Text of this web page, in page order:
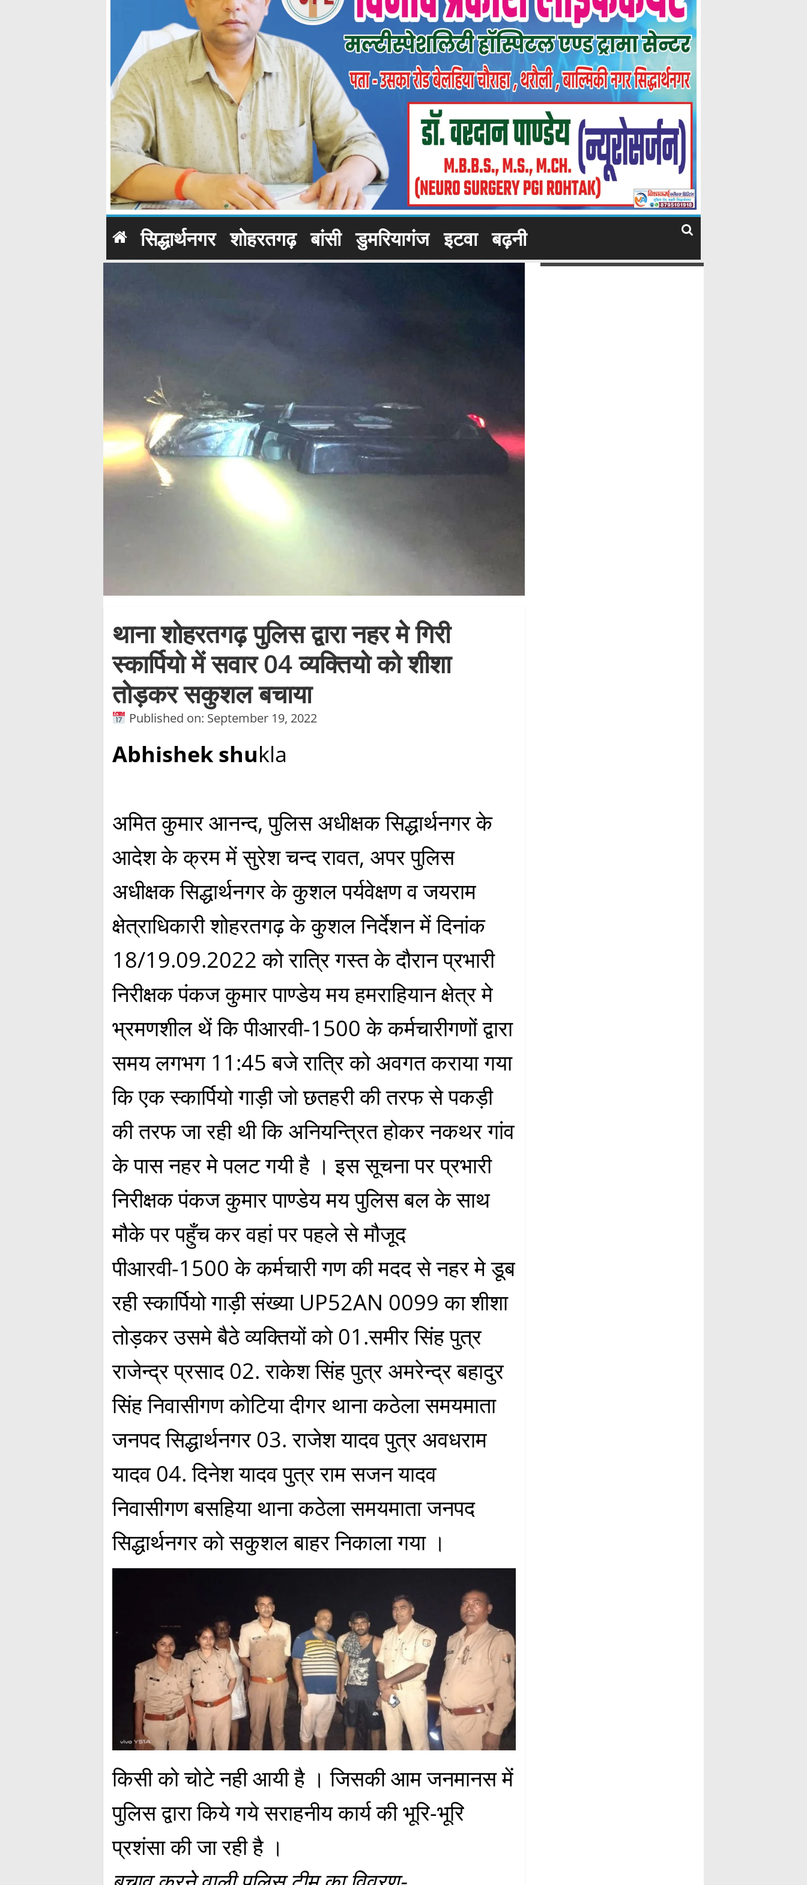
सिद्धार्थनगर शोहरतगढ़ बांसी डुमरियागंज इटवा बढ़नी
थाना शोहरतगढ़ पुलिस द्वारा नहर मे गिरी
स्कार्पियो में सवार 04 व्यक्तियो को शीशा
तोड़कर सकुशल बचाया
Published on: September 19, 2022
Abhishek shukla
अमित कुमार आनन्द, पुलिस अधीक्षक सिद्धार्थनगर के
आदेश के क्रम में सुरेश चन्द रावत, अपर पुलिस
अधीक्षक सिद्धार्थनगर के कुशल पर्यवेक्षण व जयराम
क्षेत्राधिकारी शोहरतगढ़ के कुशल निर्देशन में दिनांक
18/19.09.2022 को रात्रि गस्त के दौरान प्रभारी
निरीक्षक पंकज कुमार पाण्डेय मय हमराहियान क्षेत्र मे
भ्रमणशील थें कि पीआरवी-1500 के कर्मचारीगणों द्वारा
समय लगभग 11:45 बजे रात्रि को अवगत कराया गया
कि एक स्कार्पियो गाड़ी जो छतहरी की तरफ से पकड़ी
की तरफ जा रही थी कि अनियन्त्रित होकर नकथर गांव
के पास नहर मे पलट गयी है । इस सूचना पर प्रभारी
निरीक्षक पंकज कुमार पाण्डेय मय पुलिस बल के साथ
मौके पर पहुँच कर वहां पर पहले से मौजूद
पीआरवी-1500 के कर्मचारी गण की मदद से नहर मे डूब
रही स्कार्पियो गाड़ी संख्या UP52AN 0099 का शीशा
तोड़कर उसमे बैठे व्यक्तियों को 01.समीर सिंह पुत्र
राजेन्द्र प्रसाद 02. राकेश सिंह पुत्र अमरेन्द्र बहादुर
सिंह निवासीगण कोटिया दीगर थाना कठेला समयमाता
जनपद सिद्धार्थनगर 03. राजेश यादव पुत्र अवधराम
यादव 04. दिनेश यादव पुत्र राम सजन यादव
निवासीगण बसहिया थाना कठेला समयमाता जनपद
सिद्धार्थनगर को सकुशल बाहर निकाला गया ।
किसी को चोटे नही आयी है । जिसकी आम जनमानस में
पुलिस द्वारा किये गये सराहनीय कार्य की भूरि-भूरि
प्रशंसा की जा रही है ।